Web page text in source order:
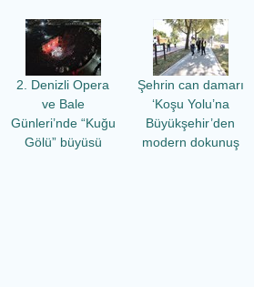
2. Denizli Opera
ve Bale
Günleri’nde “Kuğu
Gölü” büyüsü
Şehrin can damarı
‘Koşu Yolu’na
Büyükşehir’den
modern dokunuş